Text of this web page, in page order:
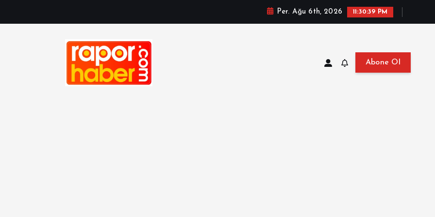
Per. Ağu 6th, 2026 11:30:40 PM
Abone Ol